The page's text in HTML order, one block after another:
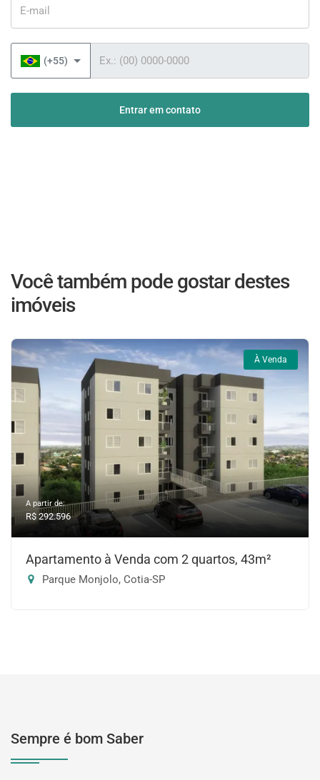
(+55)
Entrar em contato
Você também pode gostar destes
imóveis
À Venda
A partir de:
R$ 292.596
Apartamento à Venda com 2 quartos, 43m²
Parque Monjolo, Cotia-SP
Sempre é bom Saber